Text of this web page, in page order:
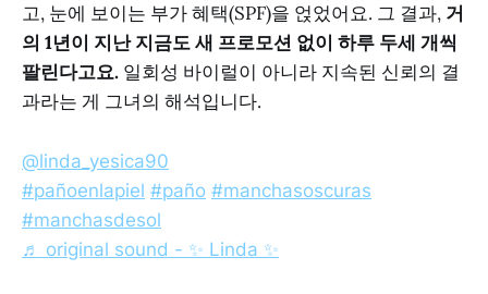
고, 눈에 보이는 부가 혜택(SPF)을 얹었어요. 그 결과, 거
의 1년이 지난 지금도 새 프로모션 없이 하루 두세 개씩
팔린다고요. 일회성 바이럴이 아니라 지속된 신뢰의 결
과라는 게 그녀의 해석입니다.
@linda_yesica90
#pañoenlapiel #paño #manchasoscuras
#manchasdesol
♬ original sound - ✨ Linda ✨